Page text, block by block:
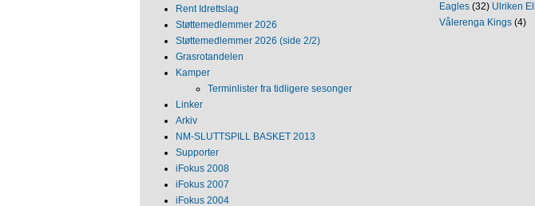
Rent Idrettslag
Støttemedlemmer 2026
Støttemedlemmer 2026 (side 2/2)
Grasrotandelen
Kamper
Terminlister fra tidligere sesonger
Linker
Arkiv
NM‐SLUTTSPILL BASKET 2013
Supporter
iFokus 2008
iFokus 2007
iFokus 2004
Eagles(32) Ulriken
Vålerenga Kings(4)